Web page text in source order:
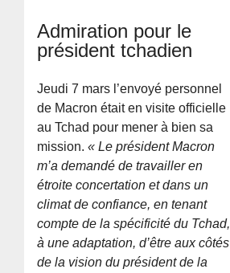
Admiration pour le
président tchadien
Jeudi 7 mars l’envoyé personnel
de Macron était en visite officielle
au Tchad pour mener à bien sa
mission.« Le président Macron
m’a demandé de travailler en
étroite concertation et dans un
climat de confiance, en tenant
compte de la spécificité du Tchad,
à une adaptation, d’être aux côtés
de la vision du président de la